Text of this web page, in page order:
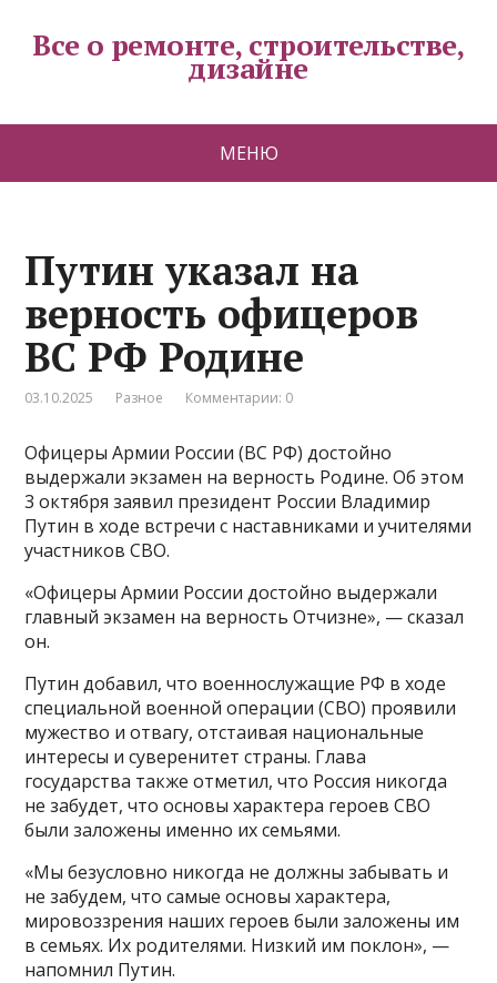
Все о ремонте, строительстве,
дизайне
МЕНЮ
Путин указал на
верность офицеров
ВС РФ Родине
03.10.2025 Разное Комментарии: 0
Офицеры Армии России (ВС РФ) достойно
выдержали экзамен на верность Родине. Об этом
3 октября заявил президент России Владимир
Путин в ходе встречи с наставниками и учителями
участников СВО.
«Офицеры Армии России достойно выдержали
главный экзамен на верность Отчизне», — сказал
он.
Путин добавил, что военнослужащие РФ в ходе
специальной военной операции (СВО) проявили
мужество и отвагу, отстаивая национальные
интересы и суверенитет страны. Глава
государства также отметил, что Россия никогда
не забудет, что основы характера героев СВО
были заложены именно их семьями.
«Мы безусловно никогда не должны забывать и
не забудем, что самые основы характера,
мировоззрения наших героев были заложены им
в семьях. Их родителями. Низкий им поклон», —
напомнил Путин.